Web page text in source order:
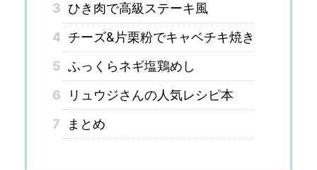
3 ひき肉で高級ステーキ風
4 チーズ&片栗粉でキャベチキ焼き
5 ふっくらネギ塩鶏めし
6
リュウジさんの人気レシピ本
7
まとめ